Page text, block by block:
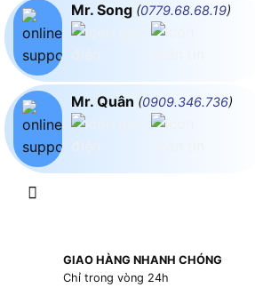
Mr. Song (0779.68.68.19)
Mr. Quân (0909.346.736)
GIAO HÀNG NHANH CHÓNG
Chỉ trong vòng 24h